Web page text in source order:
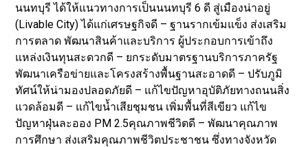
นนทบุรี ได้ให้แนวทางการเป็นนนทบุรี 6 ดี สู่เมืองน่าอยู่
(Livable City) ได้แก่เศรษฐกิจดี – ฐานรากเข้มแข็ง ส่งเสริม
การตลาด พัฒนาสินค้าและบริการ ผู้ประกอบการเข้าถึง
แหล่งเงินทุนสะดวกดี – ยกระดับมาตรฐานบริการภาครัฐ
พัฒนาเครือข่ายและโครงสร้างพื้นฐานสะอาดดี – ปรับภูมิ
ทัศน์ให้น่ามองปลอดภัยดี – แก้ไขปัญหาอุบัติภัยทางถนนสิ่ง
แวดล้อมดี – แก้ไขน้ำเสียชุมชน เพิ่มพื้นที่สีเขียว แก้ไข
ปัญหาฝุ่นละออง PM 2.5คุณภาพชีวิตดี – พัฒนาคุณภาพ
การศึกษา ส่งเสริมคุณภาพชีวิตประชาชน ซึ่งทางจังหวัด